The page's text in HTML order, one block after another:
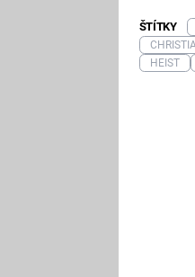
ŠTÍTKY
HEIST